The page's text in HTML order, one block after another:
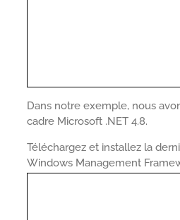
Dans notre exemple, nous
cadre Microsoft .NET 4.8.
Téléchargez et installez la
Windows Management